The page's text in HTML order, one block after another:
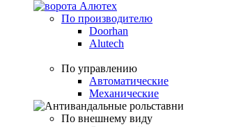
По производителю
Doorhan
Alutech
По управлению
Автоматические
Механические
По внешнему виду